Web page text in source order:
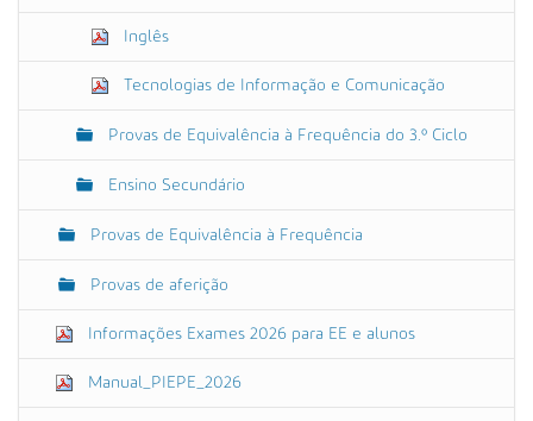
Inglês
Tecnologias de Informação e Comunicação
Provas de Equivalência à Frequência do 3.º Ciclo
Ensino Secundário
Provas de Equivalência à Frequência
Provas de aferição
Informações Exames 2026 para EE e alunos
Manual_PIEPE_2026